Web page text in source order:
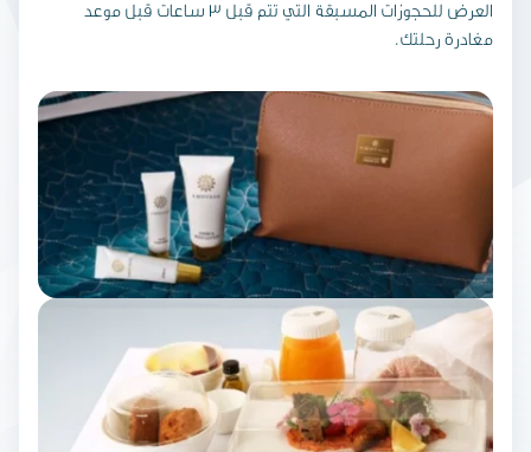
العرض للحجوزات المسبقة التي تتم قبل 3 ساعات قبل موعد
مغادرة رحلتك.